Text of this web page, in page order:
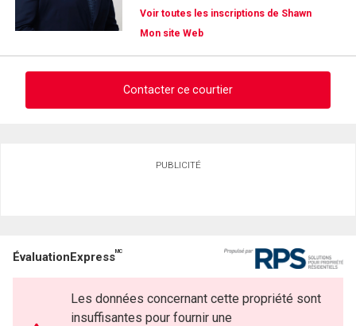
Voir toutes les inscriptions de Shawn
Mon site Web
Contacter ce courtier
Téléphone
(Optionnel)
PUBLICITÉ
ÉvaluationExpressMC
Les données concernant cette propriété sont
insuffisantes pour fournir une